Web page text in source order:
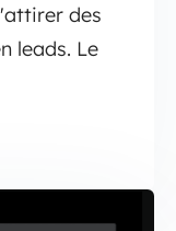
des
leads. Le